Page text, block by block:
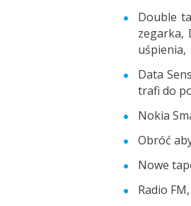
Double
zegarka,
uśpienia,
Data
trafi do
Nokia
Obróć
Nowe
Radio FM,